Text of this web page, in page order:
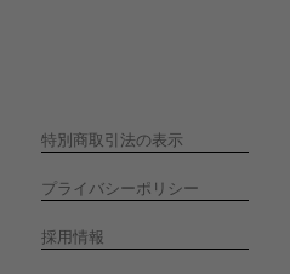
特別商取引法の表示
プライバシーポリシー
採用情報